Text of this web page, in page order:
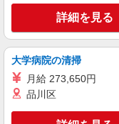
株式会社アスカ 東京支
私立
験
田区
詳細を見る
大学病院の清掃
月給 273,650円
品川区